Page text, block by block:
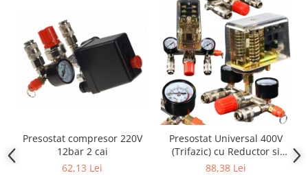
Presostat compresor 220V
12bar 2 cai
62,13 Lei
Presostat Universal 400V
(Trifazic) cu Reductor si
Colector Complet pentru
88,38 Lei